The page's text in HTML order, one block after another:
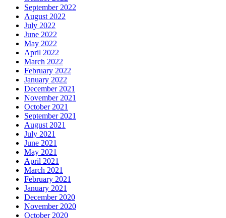
September 2022
August 2022
July 2022
June 2022
May 2022
April 2022
March 2022
February 2022
January 2022
December 2021
November 2021
October 2021
September 2021
August 2021
July 2021
June 2021
May 2021
April 2021
March 2021
February 2021
January 2021
December 2020
November 2020
October 2020